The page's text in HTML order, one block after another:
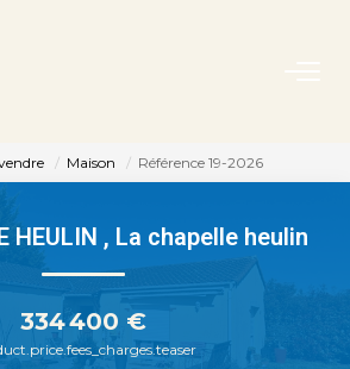
LOUER
MON AGENCE
Maison Référence 19-2026
HEULIN , La chapelle heulin
334 400 €